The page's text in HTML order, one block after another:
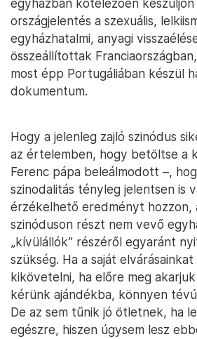
egyházban kötelezően
országjelentés a szexuális,
egyházhatalmi, anyagi
összeállítottak
most épp Portugáliában készül
dokumentum.
Hogy a jelenleg zajló szinódus
az értelemben, hogy betöltse a
Ferenc pápa beleálmodott –,
szinodalitás tényleg jelentsen is
érzékelhető eredményt hozzon,
szinóduson részt nem vevő
„kívülállók” részéről egyaránt
szükség. Ha a saját
kikövetelni, ha előre meg
kérünk ajándékba, könnyen
De az sem tűnik jó ötletnek, ha
egészre, hiszen úgysem lesz